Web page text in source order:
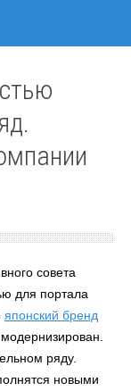
совета
для портала
японский бренд
ряду.
новыми